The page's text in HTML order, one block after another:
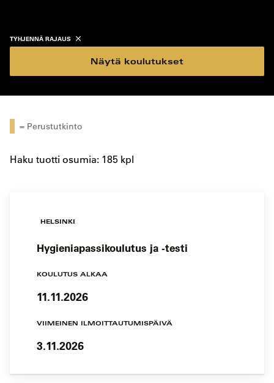
TYHJENNÄ RAJAUS
Näytä koulutukset
= Perustutkinto
Haku tuotti osumia: 185 kpl
HELSINKI
Hygieniapassikoulutus ja -testi
KOULUTUS ALKAA
11.11.2026
VIIMEINEN ILMOITTAUTUMISPÄIVÄ
3.11.2026